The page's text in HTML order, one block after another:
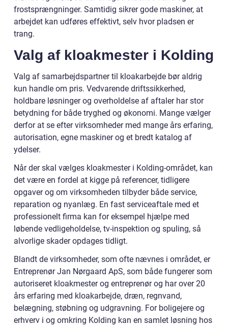
frostsprængninger. Samtidig sikrer gode maskiner, at
arbejdet kan udføres effektivt, selv hvor pladsen er
trang.
Valg af kloakmester i Kolding
Valg af samarbejdspartner til kloakarbejde bør aldrig
kun handle om pris. Vedvarende driftssikkerhed,
holdbare løsninger og overholdelse af aftaler har stor
betydning for både tryghed og økonomi. Mange vælger
derfor at se efter virksomheder med mange års erfaring,
autorisation, egne maskiner og et bredt katalog af
ydelser.
Når der skal vælges kloakmester i Kolding-området, kan
det være en fordel at kigge på referencer, tidligere
opgaver og om virksomheden tilbyder både service,
reparation og nyanlæg. En fast serviceaftale med et
professionelt firma kan for eksempel hjælpe med
løbende vedligeholdelse, tv-inspektion og spuling, så
alvorlige skader opdages tidligt.
Blandt de virksomheder, som ofte nævnes i området, er
Entreprenør Jan Nørgaard ApS, som både fungerer som
autoriseret kloakmester og entreprenør og har over 20
års erfaring med kloakarbejde, dræn, regnvand,
belægning, støbning og udgravning. For boligejere og
erhverv i og omkring Kolding kan en samlet løsning hos